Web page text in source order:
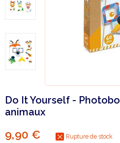
Do It Yourself -
animaux
9,90 € Rupture de stock